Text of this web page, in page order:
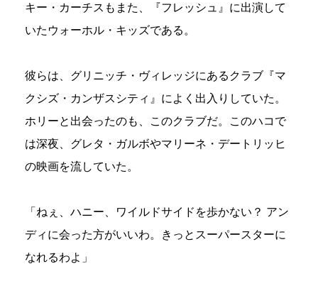
キー・カーチスもまた、『フレッシュ』に出演して
いたウォーホル・キッズである。
彼らは、グリニッチ・ヴィレッジにあるクラブ『マ
クシズ・カンザスシティ』によく出入りしていた。
ホリーと出会ったのも、このクラブだ。このハコで
は深夜、グレタ・ガルボやマリーネ・デートリッヒ
の映画を流していた。
「ねぇ、ハニー、ワイルドサイドを歩かない？ アン
ディに会った方がいいわ。きっとスーパースターに
なれるわよ」